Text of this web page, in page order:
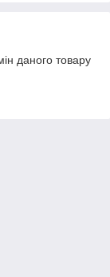
даного товару